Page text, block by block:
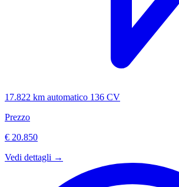
17.822 km automatico 136 CV
Prezzo
€ 20.850
Vedi dettagli →